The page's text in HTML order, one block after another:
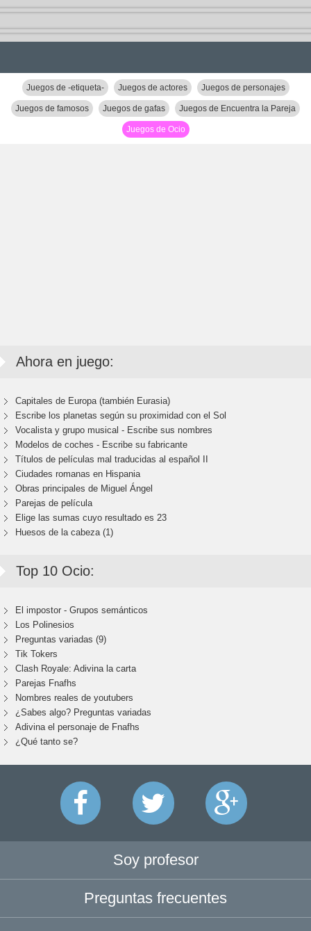
Juegos de -etiqueta- Juegos de actores Juegos de personajes
Juegos de famosos Juegos de gafas Juegos de Encuentra la Pareja
Juegos de Ocio
Ahora en juego:
Capitales de Europa (también Eurasia)
Escribe los planetas según su proximidad con el Sol
Vocalista y grupo musical - Escribe sus nombres
Modelos de coches - Escribe su fabricante
Títulos de películas mal traducidas al español II
Ciudades romanas en Hispania
Obras principales de Miguel Ángel
Parejas de película
Elige las sumas cuyo resultado es 23
Huesos de la cabeza (1)
Top 10 Ocio:
El impostor - Grupos semánticos
Los Polinesios
Preguntas variadas (9)
Tik Tokers
Clash Royale: Adivina la carta
Parejas Fnafhs
Nombres reales de youtubers
¿Sabes algo? Preguntas variadas
Adivina el personaje de Fnafhs
¿Qué tanto se?
Soy profesor
Preguntas frecuentes